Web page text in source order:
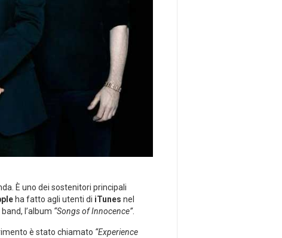
È uno dei sostenitori principali
ha fatto agli utenti di iTunes nel
l’album “Songs of Innocence”.
è stato chiamato “Experience